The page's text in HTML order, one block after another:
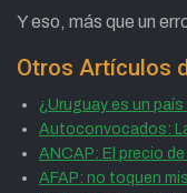
Y eso, más que un
Otros Artículos
¿Uruguay es un
Autoconvocados:
ANCAP: El precio
AFAP: no toquen